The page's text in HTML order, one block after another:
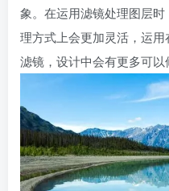
象。在运用滤镜处理图层
理方式上会更加灵活，运
滤镜，设计中会有更多可以